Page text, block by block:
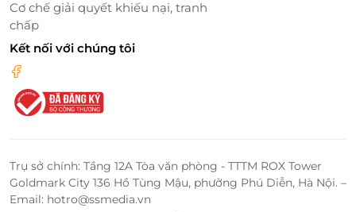
Cơ chế giải quyết khiếu nại, tranh
chấp
Kết nối với chúng tôi
Trụ sở chính: Tầng 12A Tòa văn phòng - TTTM ROX Tower
Goldmark City 136 Hồ Tùng Mậu, phường Phú Diễn, Hà Nội. –
Email: hotro@ssmedia.vn